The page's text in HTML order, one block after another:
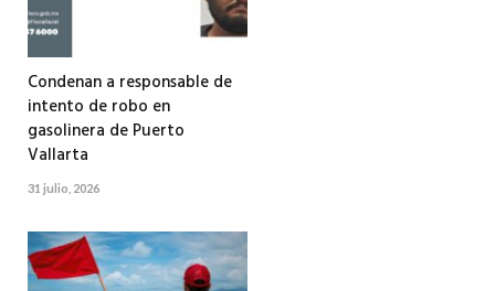
Condenan a responsable de
intento de robo en
gasolinera de Puerto
Vallarta
31 julio, 2026